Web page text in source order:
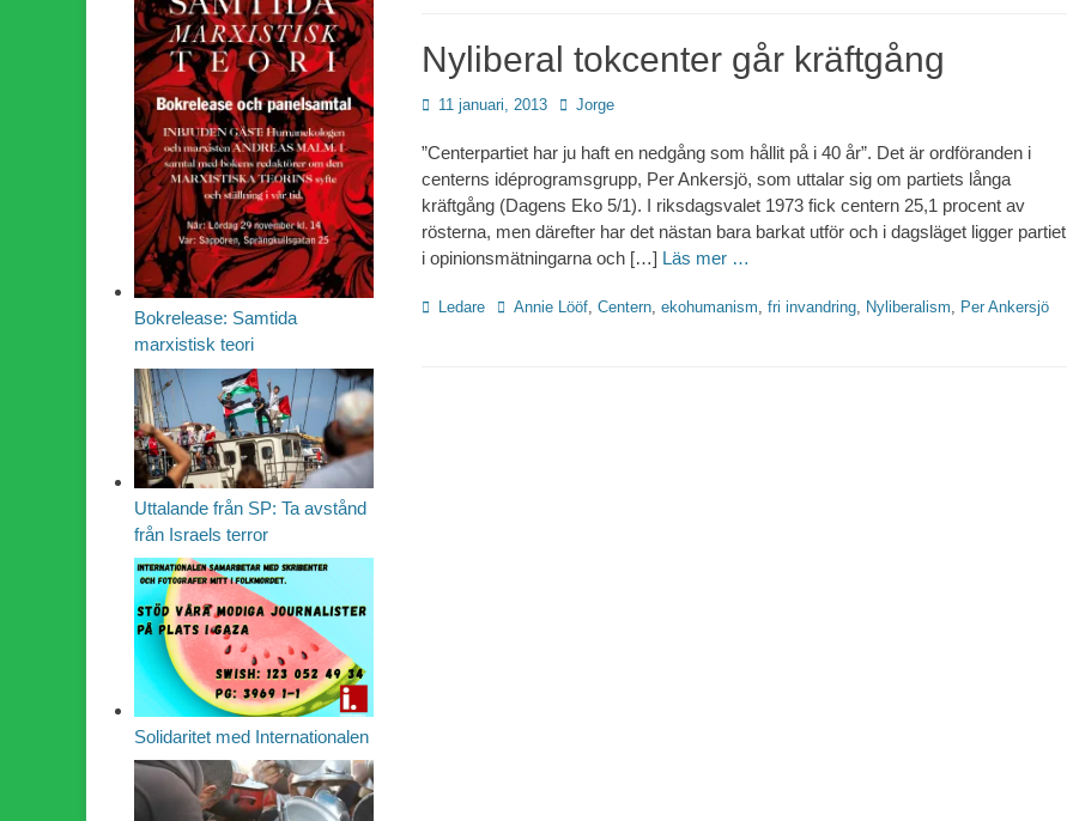
Nyliberal tokcenter går kräftgång
Publicerad
11 januari, 2013 Författare
Jorge
”Centerpartiet har ju haft en nedgång som hållit på i 40 år”. Det är ordföranden i
centerns idéprogramsgrupp, Per Ankersjö, som uttalar sig om partiets långa
kräftgång (Dagens Eko 5/1). I riksdagsvalet 1973 fick centern 25,1 procent av
rösterna, men därefter har det nästan bara barkat utför och i dagsläget ligger partiet
i opinionsmätningarna och […] Läs mer …
Kategorier
Ledare Etiketter
Annie Lööf, Centern, ekohumanism, fri invandring, Nyliberalism, Per Ankersjö
Bokrelease: Samtida
marxistisk teori
Uttalande från SP: Ta avstånd
från Israels terror
Solidaritet med Internationalen